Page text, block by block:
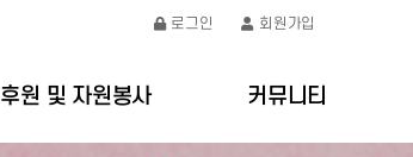
로그인 회원가입
후원 및 자원봉사 커뮤니티